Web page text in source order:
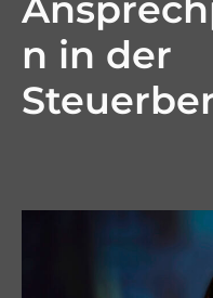
n in der